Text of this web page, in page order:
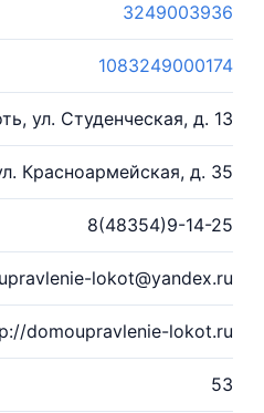
3249003936
1083249000174
ул. Студенческая, д. 13
Красноармейская, д. 35
8(48354)9-14-25
lokot@yandex.ru
domoupravlenie-lokot.ru
53